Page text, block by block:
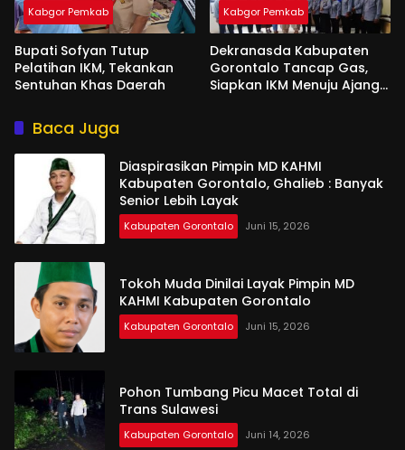
Kabgor Pemkab
Bupati Sofyan Tutup
Pelatihan IKM, Tekankan
Sentuhan Khas Daerah
Kabgor Pemkab
Dekranasda Kabupaten
Gorontalo Tancap Gas,
Siapkan IKM Menuju Ajang
Baca Juga
Diaspirasikan Pimpin MD KAHMI
Kabupaten Gorontalo, Ghalieb : Banyak
Senior Lebih Layak
Kabupaten Gorontalo Juni 15, 2026
Tokoh Muda Dinilai Layak Pimpin MD
KAHMI Kabupaten Gorontalo
Kabupaten Gorontalo Juni 15, 2026
Pohon Tumbang Picu Macet Total di
Trans Sulawesi
Kabupaten Gorontalo Juni 14, 2026